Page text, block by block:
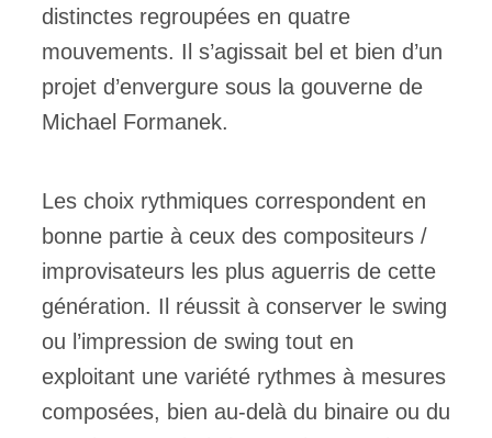
distinctes regroupées en quatre
mouvements. Il s’agissait bel et bien d’un
projet d’envergure sous la gouverne de
Michael Formanek.
Les choix rythmiques correspondent en
bonne partie à ceux des compositeurs /
improvisateurs les plus aguerris de cette
génération. Il réussit à conserver le swing
ou l’impression de swing tout en
exploitant une variété rythmes à mesures
composées, bien au-delà du binaire ou du